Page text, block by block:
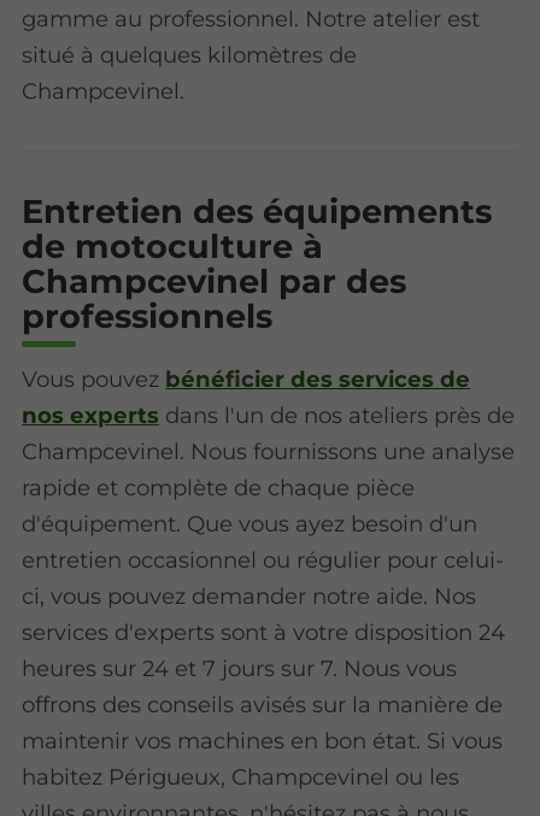
gamme au professionnel. Notre atelier est
situé à quelques kilomètres de
Champcevinel.
Entretien des équipements
de motoculture à
Champcevinel par des
professionnels
Vous pouvez bénéficier des services de
nos experts dans l'un de nos ateliers près de
Champcevinel. Nous fournissons une analyse
rapide et complète de chaque pièce
d'équipement. Que vous ayez besoin d'un
entretien occasionnel ou régulier pour celui-
ci, vous pouvez demander notre aide. Nos
services d'experts sont à votre disposition 24
heures sur 24 et 7 jours sur 7. Nous vous
offrons des conseils avisés sur la manière de
maintenir vos machines en bon état. Si vous
habitez Périgueux, Champcevinel ou les